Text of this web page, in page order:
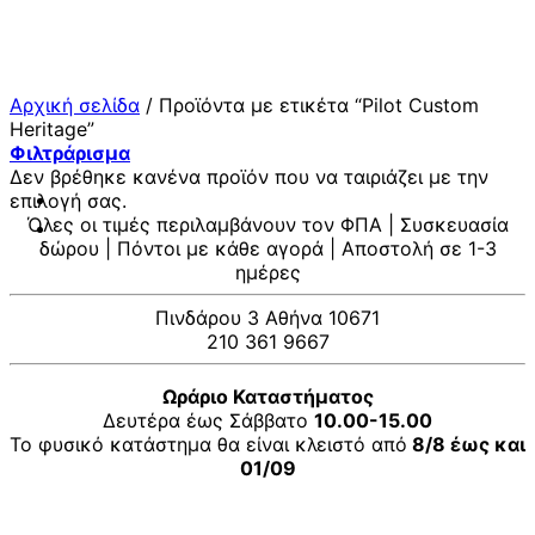
Αρχική σελίδα / Προϊόντα με ετικέτα “Pilot Custom
Heritage”
Φιλτράρισμα
Δεν βρέθηκε κανένα προϊόν που να ταιριάζει με την
επιλογή σας.
Όλες οι τιμές περιλαμβάνουν τον ΦΠΑ | Συσκευασία
δώρου | Πόντοι με κάθε αγορά | Αποστολή σε 1-3
ημέρες
Πινδάρου 3 Αθήνα 10671
210 361 9667
Ωράριο Καταστήματος
Δευτέρα έως Σάββατο 10.00-15.00
Το φυσικό κατάστημα θα είναι κλειστό από 8/8 έως και
01/09